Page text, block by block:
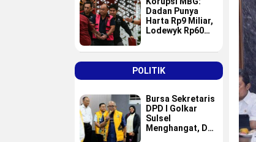
Dadan Punya
Harta Rp9 Miliar,
Lodewyk Rp60
POLITIK
Bursa Sekretaris
DPD I Golkar
Sulsel
Menghangat, Dua